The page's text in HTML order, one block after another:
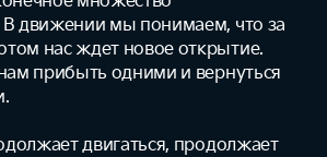
движении мы понимаем, что за
нас ждет новое открытие.
прибыть одними и вернуться
двигаться, продолжает